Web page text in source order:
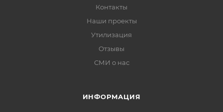
Контакты
Наши проекты
Утилизация
Отзывы
СМИ о нас
ИНФОРМАЦИЯ